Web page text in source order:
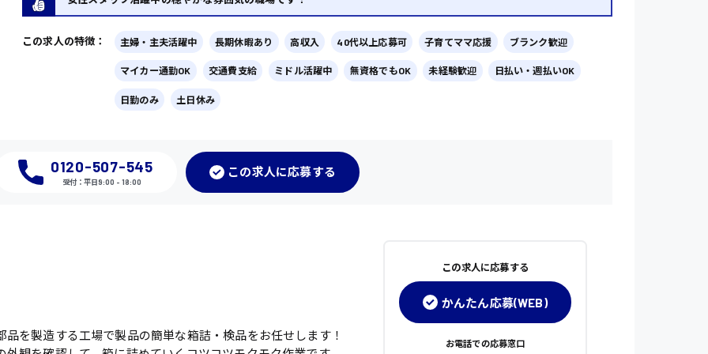
この求人の特徴： 主婦・主夫活躍中 長期休暇あり 高収入 40代以上応募可 子育てママ応援 ブランク歓迎
マイカー通勤OK 交通費支給 ミドル活躍中 無資格でもOK 未経験歓迎 日払い・週払いOK
日勤のみ 土日休み
0120-507-545
受付：平日9:00 - 18:00
この求人に応募する
を製造する工場で製品の簡単な箱詰・検品をお任せします！
この求人に応募する
かんたん応募(WEB)
お電話での応募窓口